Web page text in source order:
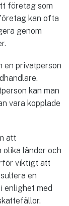
företag som
kan ofta
genom
en privatperson
kan man
vara kopplade
att
olika länder och
viktigt att
en
enlighet med